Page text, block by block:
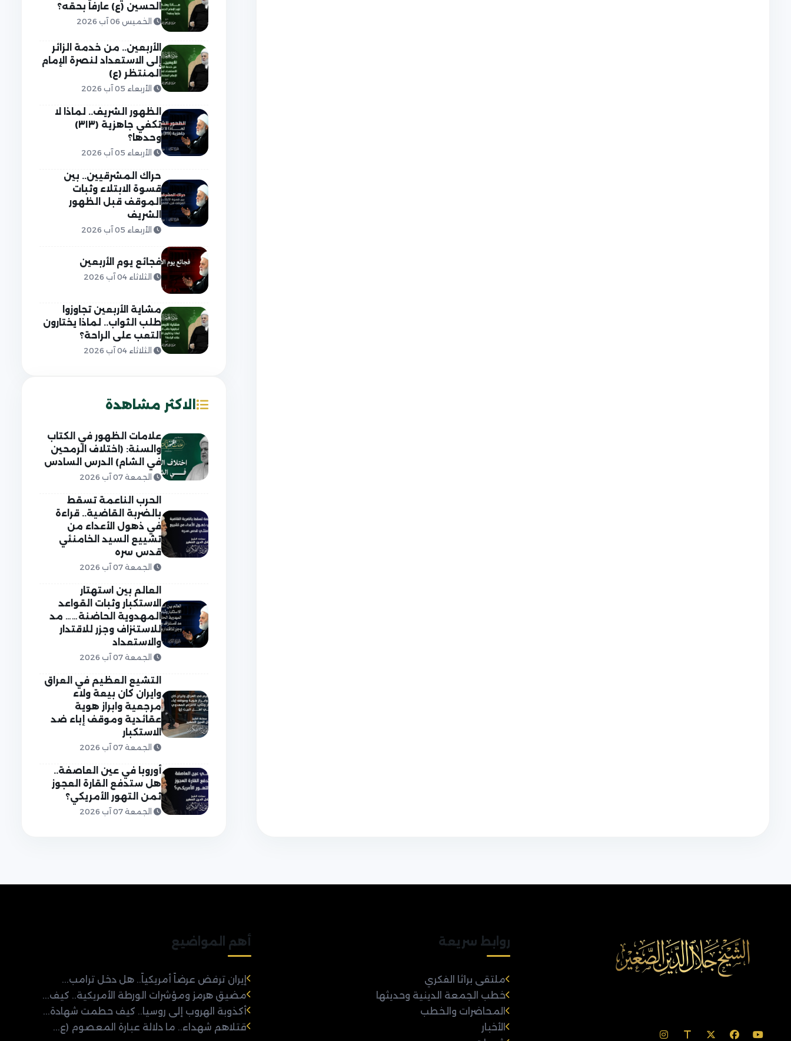
الحسين (ع) عارفاً بحقه؟
الخميس 06 آب 2026
الأربعين.. من خدمة الزائر
إلى الاستعداد لنصرة الإمام
المنتظر (ع)
الأربعاء 05 آب 2026
الظهور الشريف.. لماذا لا
تكفي جاهزية (٣١٣)
وحدها؟
الأربعاء 05 آب 2026
حراك المشرقيين.. بين
قسوة الابتلاء وثبات
الموقف قبل الظهور
الشريف
الأربعاء 05 آب 2026
فجائع يوم الأربعين
الثلاثاء 04 آب 2026
مشاية الأربعين تجاوزوا
طلب الثواب.. لماذا يختارون
التعب على الراحة؟
الثلاثاء 04 آب 2026
الاكثر مشاهدة
علامات الظهور في الكتاب
والسنة: (اختلاف الرمحين
في الشام) الدرس السادس
الجمعة 07 آب 2026
الحرب الناعمة تسقط
بالضربة القاضية.. قراءة
في ذهول الأعداء من
تشييع السيد الخامنئي
قدس سره
الجمعة 07 آب 2026
العالم بين استهتار
الاستكبار وثبات القواعد
المهدوية الحاضنة…… مد
للاستنزاف وجزر للاقتدار
والاستعداد
الجمعة 07 آب 2026
التشيع العظيم في العراق
وايران كان بيعة ولاء
مرجعية وابراز هوية
عقائدية وموقف إباء ضد
الاستكبار
الجمعة 07 آب 2026
أوروبا في عين العاصفة..
هل ستدفع القارة العجوز
ثمن التهور الأمريكي؟
الجمعة 07 آب 2026
روابط سريعة
ملتقى براثا الفكري
خطب الجمعة الدينية وحديثها
المحاضرات والخطب
الأخبار
أهم المواضيع
إيران ترفض عرضاً أمريكياً.. هل دخل ترامب...
مضيق هرمز ومؤشرات الورطة الأمريكية.. كيف...
أكذوبة الهروب إلى روسيا.. كيف حطمت شهادة...
قتلاهم شهداء.. ما دلالة عبارة المعصوم (ع...